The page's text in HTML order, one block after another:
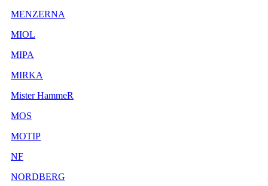
MENZERNA
MIOL
MIPA
MIRKA
Mister HammeR
MOS
MOTIP
NF
NORDBERG